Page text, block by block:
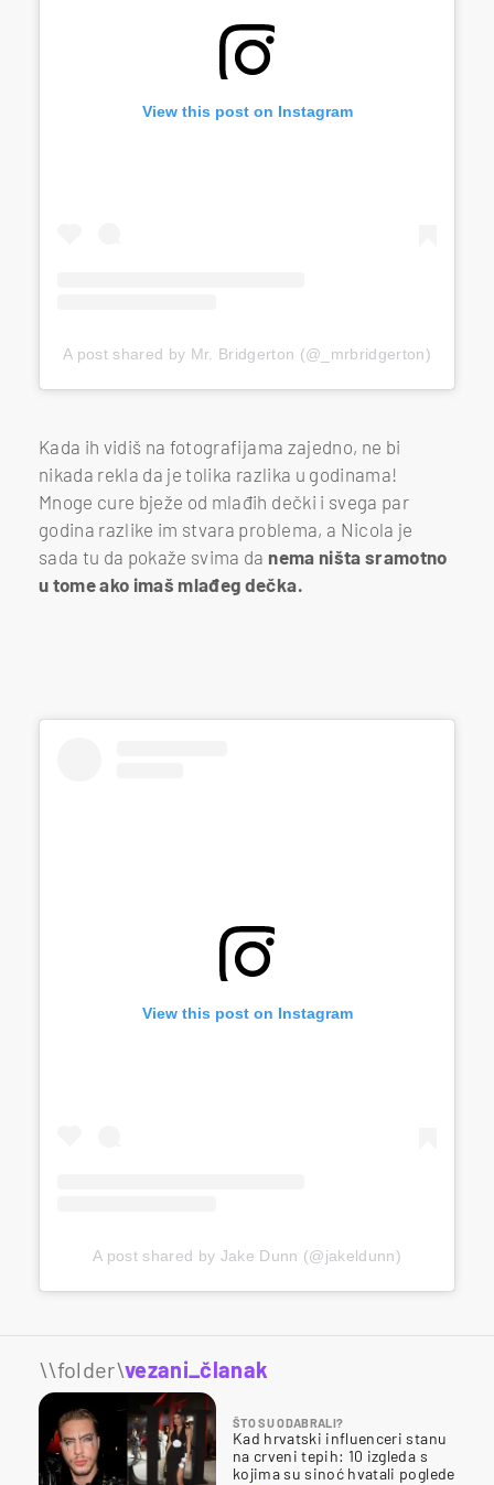
View this post on Instagram
A post shared by Mr. Bridgerton (@_mrbridgerton)
Kada ih vidiš na fotografijama zajedno, ne bi
nikada rekla da je tolika razlika u godinama!
Mnoge cure bježe od mlađih dečki i svega par
godina razlike im stvara problema, a Nicola je
sada tu da pokaže svima da nema ništa sramotno
u tome ako imaš mlađeg dečka.
View this post on Instagram
A post shared by Jake Dunn (@jakeldunn)
\\folder\vezani_članak
ŠTO SU ODABRALI?
Kad hrvatski influenceri stanu
na crveni tepih: 10 izgleda s
kojima su sinoć hvatali poglede